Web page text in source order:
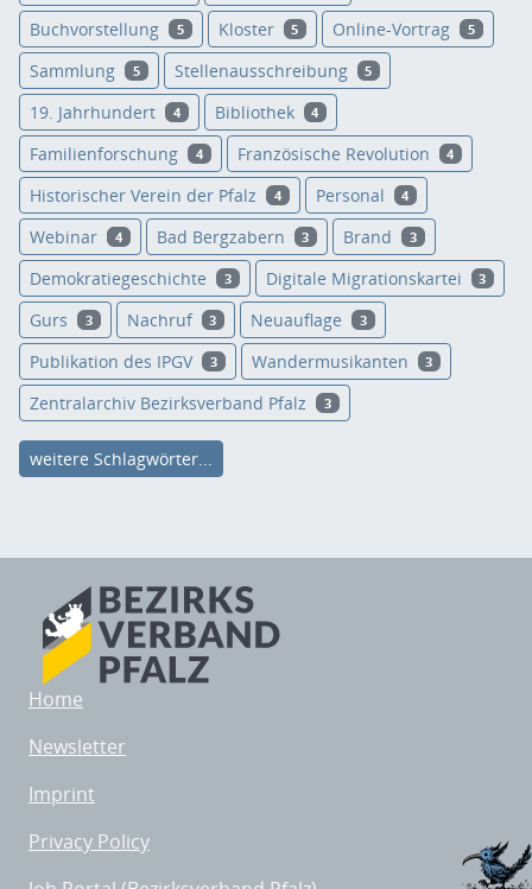
Buchvorstellung 5 Kloster 5 Online-Vortrag 5
Sammlung 5 Stellenausschreibung 5
19. Jahrhundert 4 Bibliothek 4
Familienforschung 4 Französische Revolution 4
Historischer Verein der Pfalz 4 Personal 4
Webinar 4 Bad Bergzabern 3 Brand 3
Demokratiegeschichte 3 Digitale Migrationskartei 3
Gurs 3 Nachruf 3 Neuauflage 3
Publikation des IPGV 3 Wandermusikanten 3
Zentralarchiv Bezirksverband Pfalz 3
weitere Schlagwörter...
Home
Newsletter
Imprint
Privacy Policy